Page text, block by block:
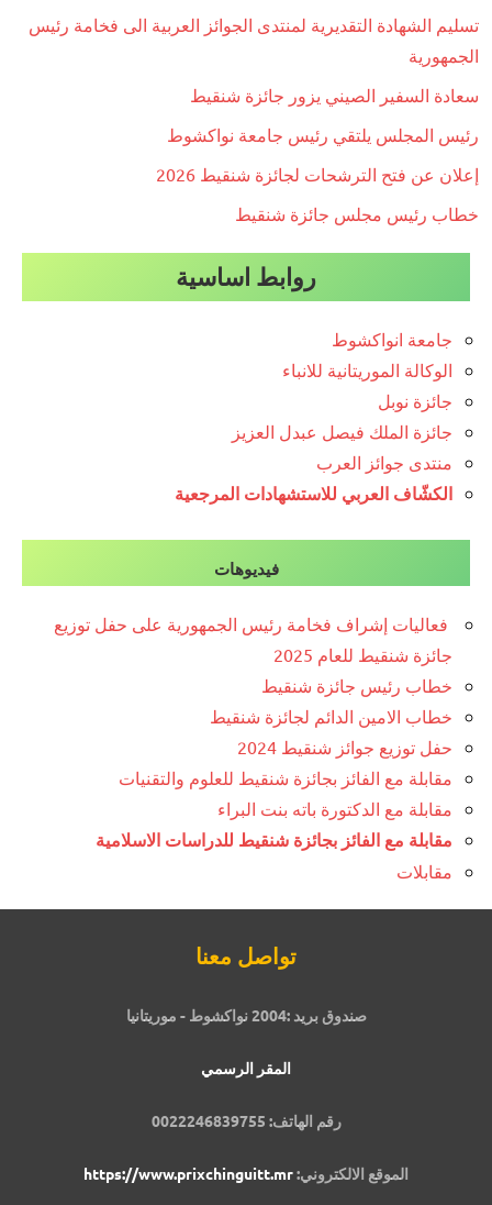
تسليم الشهادة التقديرية لمنتدى الجوائز العربية الى فخامة رئيس
الجمهورية
سعادة السفير الصيني يزور جائزة شنقيط
رئيس المجلس يلتقي رئيس جامعة نواكشوط
إعلان عن فتح الترشحات لجائزة شنقيط 2026
خطاب رئيس مجلس جائزة شنقيط
روابط اساسية
جامعة انواكشوط
الوكالة الموريتانية للانباء
جائزة نوبل
جائزة الملك فيصل عبدل العزيز
منتدى جوائز العرب
الكشّاف العربي للاستشهادات المرجعية
فيديوهات
فعاليات إشراف فخامة رئيس الجمهورية على حفل توزيع
جائزة شنقيط للعام 2025
خطاب رئيس جائزة شنقيط
خطاب الامين الدائم لجائزة شنقيط
حفل توزيع جوائز شنقيط 2024
مقابلة مع الفائز بجائزة شنقيط للعلوم والتقنيات
مقابلة مع الدكتورة باته بنت البراء
مقابلة مع الفائز بجائزة شنقيط للدراسات الاسلامية
مقابلات
تواصل معنا
صندوق بريد :2004 نواكشوط - موريتانيا
المقر الرسمي
رقم الهاتف: 0022246839755
الموقع الالكتروني:https://www.prixchinguitt.mr